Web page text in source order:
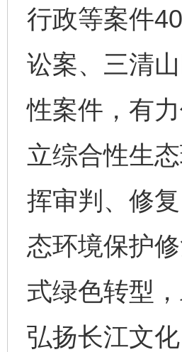
行政等案件
讼案、三清
性案件，有
立综合性生
挥审判、修
态环境保护
式绿色转型
弘扬长江文